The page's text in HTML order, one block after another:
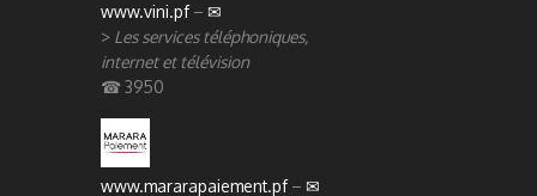
www.vini.pf– ✉
> Les services téléphoniques,
internet et télévision
☎ 3950
www.mararapaiement.pf– ✉